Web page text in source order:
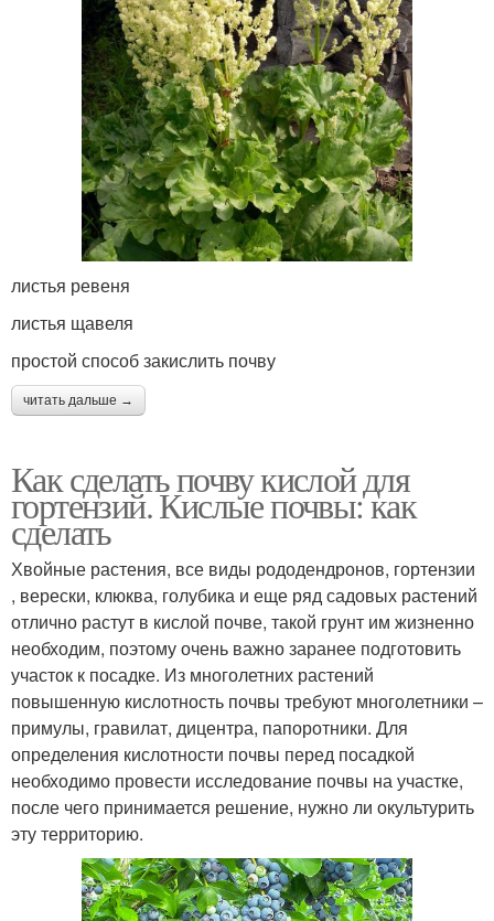
листья ревеня
листья щавеля
простой способ закислить почву
читать дальше →
Как сделать почву кислой для
гортензий. Кислые почвы: как
сделать
Хвойные растения, все виды рододендронов, гортензии
, верески, клюква, голубика и еще ряд садовых растений
отлично растут в кислой почве, такой грунт им жизненно
необходим, поэтому очень важно заранее подготовить
участок к посадке. Из многолетних растений
повышенную кислотность почвы требуют многолетники –
примулы, гравилат, дицентра, папоротники. Для
определения кислотности почвы перед посадкой
необходимо провести исследование почвы на участке,
после чего принимается решение, нужно ли окультурить
эту территорию.